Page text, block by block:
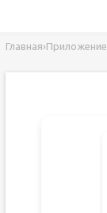
Главная›Приложение